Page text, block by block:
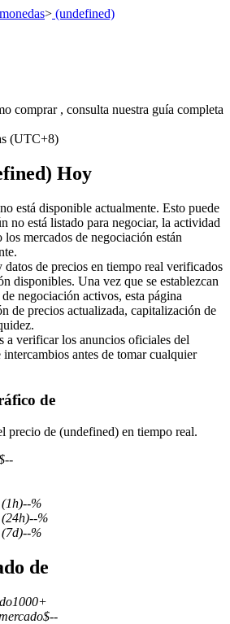
USDT como garantía
> (undefined)
comprar , consulta nuestra guía completa
(UTC+8)
Hoy
está disponible actualmente. Esto puede
no está listado para negociar, la actividad
mercados de negociación están
datos de precios en tiempo real verificados
disponibles. Una vez que se establezcan
negociación activos, esta página
de precios actualizada, capitalización de
a verificar los anuncios oficiales del
antes de tomar cualquier
de
precio de (undefined) en tiempo real.
--
(1h)--%
(24h)--%
(7d)--%
de
1000+
$--